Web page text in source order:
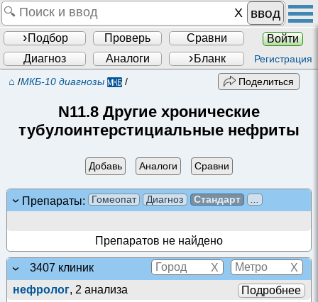
ввод
Подбор Проверь Сравни
Войти
Диагноз
Аналоги Бланк Регистрация
⌂ /МКБ-10 диагнозы / Поделиться
N11.8 Другие хронические
тубулоинтерстициальные нефриты
Добавь Аналоги Сравни
Препараты: Гомеопат Диагноз Стандарт
Препаратов не найдено
3407 клиник X
X
нефролог, 2 анализа
Подробнее